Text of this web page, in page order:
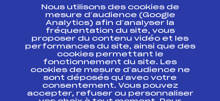
ESPACE PRESSE
Ressources
Pass’Neige
Projet sportif fédéral
Projet de performance fédéral
Antidopage
Pôle Développement, Formation, Suivi
Scientifique
Nous utilisons des cookies de
mesure d’audience (Google
Analytics) afin d’analyser la
fréquentation du site, vous
proposer du contenu vidéo et les
performances du site, ainsi que des
cookies permettant le
fonctionnement du site. Les
cookies de mesure d’audience ne
sont déposés qu’avec votre
consentement. Vous pouvez
accepter, refuser ou personnaliser